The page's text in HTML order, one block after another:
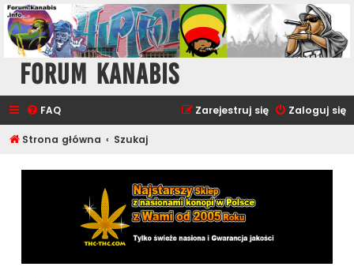
Forum Kanabis
FAQ Zaloguj się
Zarejestruj się
Strona główna Szukaj